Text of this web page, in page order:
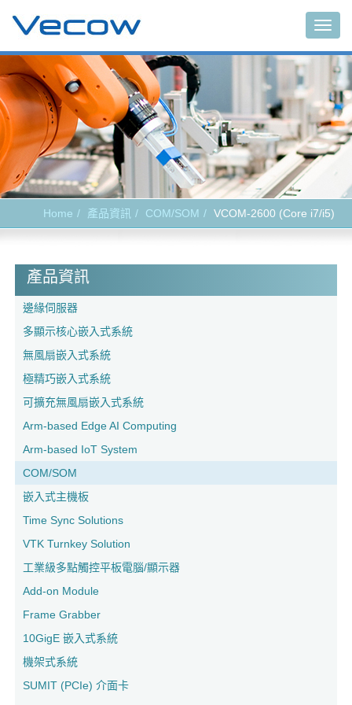
Home 產品資訊 COM/SOM VCOM-2600 (Core i7/i5)
產品資訊
邊緣伺服器
多顯示核心嵌入式系統
無風扇嵌入式系統
極精巧嵌入式系統
可擴充無風扇嵌入式系統
Arm-based Edge AI Computing
Arm-based IoT System
COM/SOM
嵌入式主機板
Time Sync Solutions
VTK Turnkey Solution
工業級多點觸控平板電腦/顯示器
Add-on Module
Frame Grabber
10GigE 嵌入式系統
機架式系統
SUMIT (PCIe) 介面卡